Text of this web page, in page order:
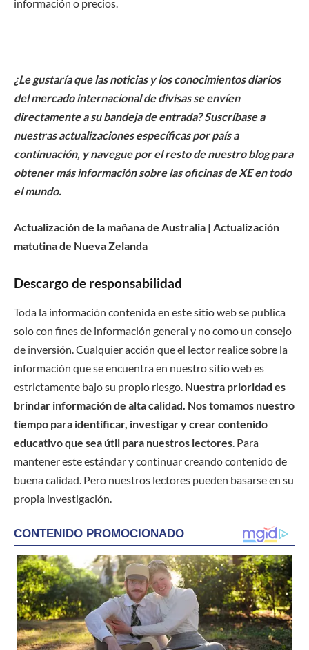
información o precios.
¿Le gustaría que las noticias y los conocimientos diarios
del mercado internacional de divisas se envíen
directamente a su bandeja de entrada? Suscríbase a
nuestras actualizaciones específicas por país a
continuación, y navegue por el resto de nuestro blog para
obtener más información sobre las oficinas de XE en todo
el mundo.
Actualización de la mañana de Australia | Actualización
matutina de Nueva Zelanda
Descargo de responsabilidad
Toda la información contenida en este sitio web se publica
solo con fines de información general y no como un consejo
de inversión. Cualquier acción que el lector realice sobre la
información que se encuentra en nuestro sitio web es
estrictamente bajo su propio riesgo. Nuestra prioridad es
brindar información de alta calidad. Nos tomamos nuestro
tiempo para identificar, investigar y crear contenido
educativo que sea útil para nuestros lectores. Para
mantener este estándar y continuar creando contenido de
buena calidad. Pero nuestros lectores pueden basarse en su
propia investigación.